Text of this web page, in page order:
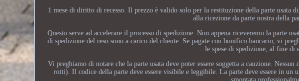
1 mese di diritto di recesso. Il prezzo è valido solo per la restituzione della parte usata
alla ricezione da parte nostra della
Questo serve ad accelerare il processo di spedizione. Non appena riceveremo la parte
di spedizione del reso sono a carico del cliente. Se pagate con bonifico bancario, vi
le spese di spedizione, al fine di
Vi preghiamo di notare che la parte usata deve poter essere soggetta a cauzione.
rotti). Il codice della parte deve essere visibile e leggibile. La parte deve essere in un